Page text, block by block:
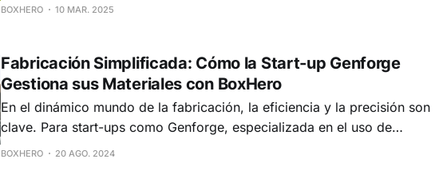
una historia”, enfatiza Gauri Malik, fundadora de Sirohi, en el Impact
BOXHERO 10 MAR. 2025
Fabricación Simplificada: Cómo la Start-up Genforge
Gestiona sus Materiales con BoxHero
En el dinámico mundo de la fabricación, la eficiencia y la precisión son
clave. Para start-ups como Genforge, especializada en el uso de
máquinas láser para cortar diversos materiales, gestionar el inventario de
BOXHERO 20 AGO. 2024